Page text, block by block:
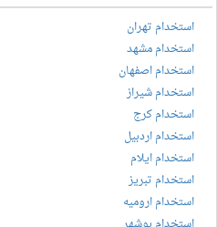
استخدام تهران
استخدام مشهد
استخدام اصفهان
استخدام شیراز
استخدام کرج
استخدام اردبیل
استخدام ایلام
استخدام تبریز
استخدام ارومیه